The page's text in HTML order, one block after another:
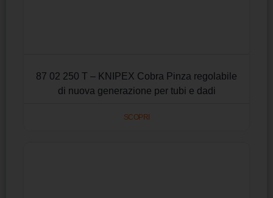
87 02 250 T – KNIPEX Cobra Pinza regolabile
di nuova generazione per tubi e dadi
SCOPRI